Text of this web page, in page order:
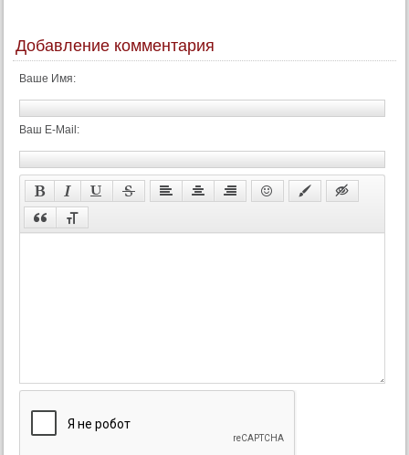
Добавление комментария
Ваше Имя:
Ваш E-Mail: